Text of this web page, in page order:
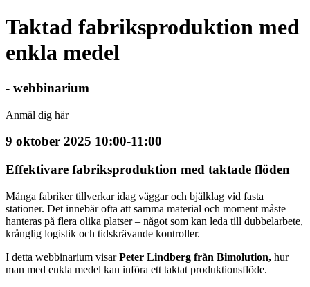
Taktad fabriksproduktion med
enkla medel
- webbinarium
Anmäl dig här
9 oktober 2025 10:00-11:00
Effektivare fabriksproduktion med taktade flöden
Många fabriker tillverkar idag väggar och bjälklag vid fasta
stationer. Det innebär ofta att samma material och moment måste
hanteras på flera olika platser – något som kan leda till dubbelarbete,
krånglig logistik och tidskrävande kontroller.
I detta webbinarium visarPeter Lindberg från Bimolution, hur
man med enkla medel kan införa ett taktat produktionsflöde.